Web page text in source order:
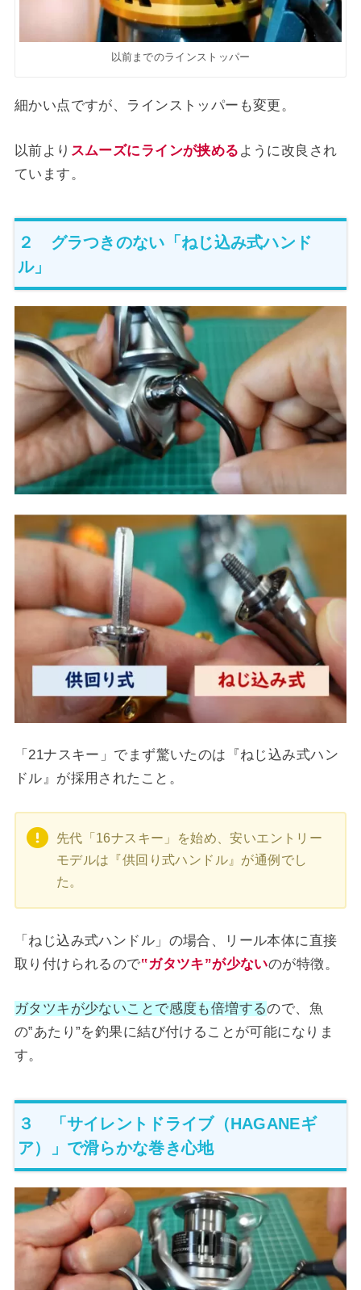
以前までのラインストッパー
細かい点ですが、ラインストッパーも変更。
以前より スムーズにラインが挟める ように改良され
ています。
２ グラつきのない「ねじ込み式ハンド
ル」
「21ナスキー」でまず驚いたのは『ねじ込み式ハン
ドル』が採用されたこと。
先代「16ナスキー」を始め、安いエントリー
モデルは『供回り式ハンドル』が通例でし
た。
「ねじ込み式ハンドル」の場合、リール本体に直接
取り付けられるので‟ガタツキ”が少ないのが特徴。
ガタツキが少ないことで感度も倍増するので、魚
の‟あたり”を釣果に結び付けることが可能になりま
す。
３ 「サイレントドライブ（HAGANEギ
ア）」で滑らかな巻き心地